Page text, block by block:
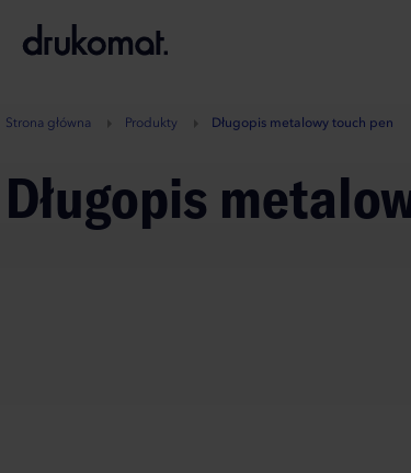
A
Strona główna Produkty Długopis metalowy touch pen
Długopis